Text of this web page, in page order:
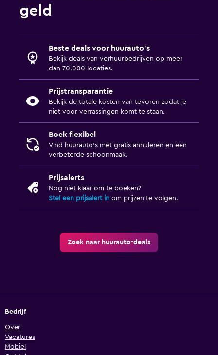
geld
Beste deals voor huurauto's
Bekijk deals van verhuurbedrijven op meer
dan 70.000 locaties.
Prijstransparantie
Bekijk de totale kosten van tevoren zodat je
niet voor verrassingen komt te staan.
Boek flexibel
Vind huurauto's met gratis annuleren en een
verbeterde schoonmaak.
Prijsalerts
Nog niet klaar om te boeken?
Stel een prijsalert in om prijzen te volgen.
Zoek naar huurauto-deals
Bedrijf
Over
Vacatures
Mobiel